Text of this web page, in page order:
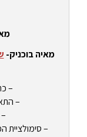
מאיה בוכניק-
–
–
– סימולציית